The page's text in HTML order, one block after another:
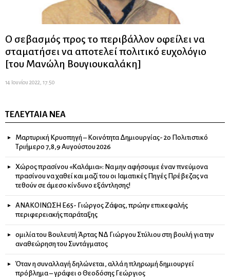
Ο σεβασμός προς το περιβάλλον οφείλει να
σταματήσει να αποτελεί πολιτικό ευχολόγιο
[του Μανώλη Βουγιουκαλάκη]
14 Ιουνίου 2022, 17:50
ΤΕΛΕΥΤΑΊΑ ΝΈΑ
Μαρτυρική Κρυοπηγή – Κοινότητα Δημιουργίας- 2ο Πολιτιστικό
Τριήμερο 7,8,9 Αυγούστου 2026
Χώρος πρασίνου «Καλάμια»: Να μην αφήσουμε έναν πνεύμονα
πρασίνου να χαθεί και μαζί του οι Ιαματικές Πηγές Πρέβεζας να
τεθούν σε άμεσο κίνδυνο εξάντλησης!
ΑΝΑΚΟΙΝΩΣΗ Ε65- Γιώργος Ζάψας, πρώην επικεφαλής
περιφερειακής παράταξης
ομιλία του Βουλευτή Άρτας ΝΔ Γιώργου Στύλιου στη βουλή για την
αναθεώρηση του Συντάγματος
Όταν η συναλλαγή δηλώνεται, αλλά η πληρωμή δημιουργεί
πρόβλημα – γράφει ο Θεοδόσης Γεώργιος